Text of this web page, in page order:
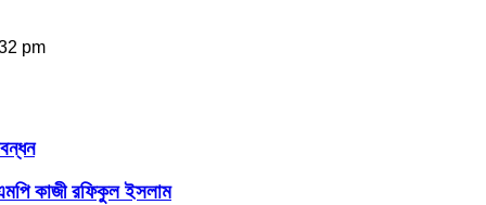
pm
কাজী রফিকুল ইসলাম